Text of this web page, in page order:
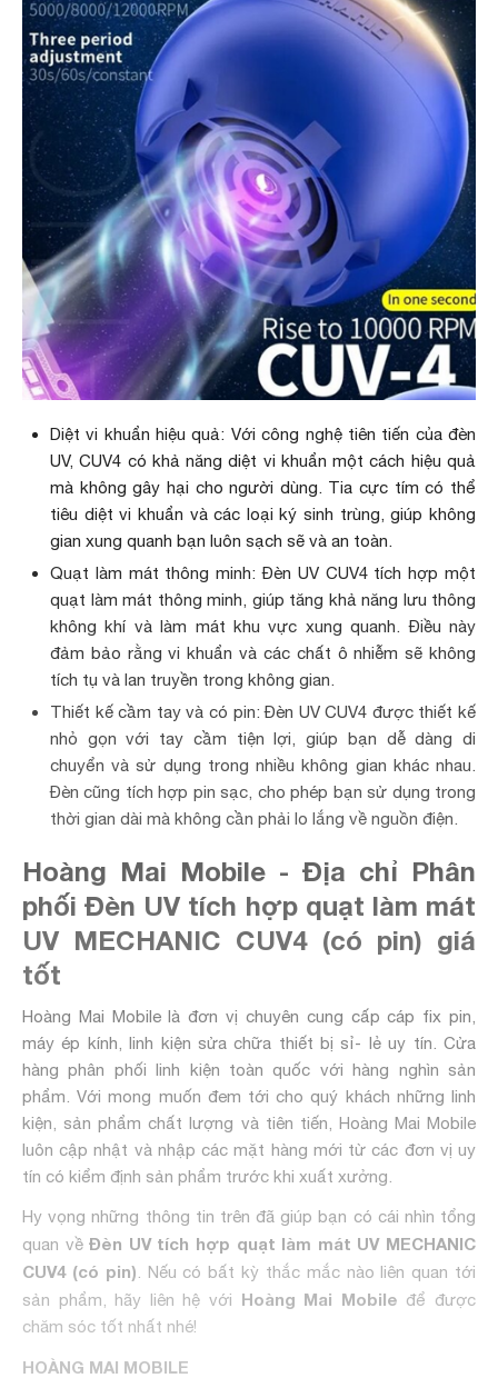
Diệt vi khuẩn hiệu quả: Với công nghệ tiên tiến của đèn
UV, CUV4 có khả năng diệt vi khuẩn một cách hiệu quả
mà không gây hại cho người dùng. Tia cực tím có thể
tiêu diệt vi khuẩn và các loại ký sinh trùng, giúp không
gian xung quanh bạn luôn sạch sẽ và an toàn.
Quạt làm mát thông minh: Đèn UV CUV4 tích hợp một
quạt làm mát thông minh, giúp tăng khả năng lưu thông
không khí và làm mát khu vực xung quanh. Điều này
đảm bảo rằng vi khuẩn và các chất ô nhiễm sẽ không
tích tụ và lan truyền trong không gian.
Thiết kế cầm tay và có pin: Đèn UV CUV4 được thiết kế
nhỏ gọn với tay cầm tiện lợi, giúp bạn dễ dàng di
chuyển và sử dụng trong nhiều không gian khác nhau.
Đèn cũng tích hợp pin sạc, cho phép bạn sử dụng trong
thời gian dài mà không cần phải lo lắng về nguồn điện.
Hoàng Mai Mobile - Địa chỉ Phân
phối Đèn UV tích hợp quạt làm mát
UV MECHANIC CUV4 (có pin) giá
tốt
Hoàng Mai Mobile là đơn vị chuyên cung cấp cáp fix pin,
máy ép kính, linh kiện sửa chữa thiết bị sỉ- lẻ uy tín. Cửa
hàng phân phối linh kiện toàn quốc với hàng nghìn sản
phẩm. Với mong muốn đem tới cho quý khách những linh
kiện, sản phẩm chất lượng và tiên tiến, Hoàng Mai Mobile
luôn cập nhật và nhập các mặt hàng mới từ các đơn vị uy
tín có kiểm định sản phẩm trước khi xuất xưởng.
Hy vọng những thông tin trên đã giúp bạn có cái nhìn tổng
quan vềĐèn UV tích hợp quạt làm mát UV MECHANIC
CUV4 (có pin) . Nếu có bất kỳ thắc mắc nào liên quan tới
sản phẩm, hãy liên hệ với Hoàng Mai Mobile để được
chăm sóc tốt nhất nhé!
HOÀNG MAI MOBILE